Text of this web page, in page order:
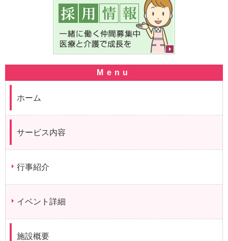
ホーム
サービス内容
行事紹介
イベント詳細
施設概要